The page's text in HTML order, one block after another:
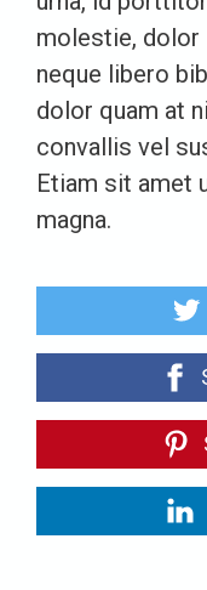
molestie, dolor
neque libero
dolor quam at
convallis vel
Etiam sit amet
magna.